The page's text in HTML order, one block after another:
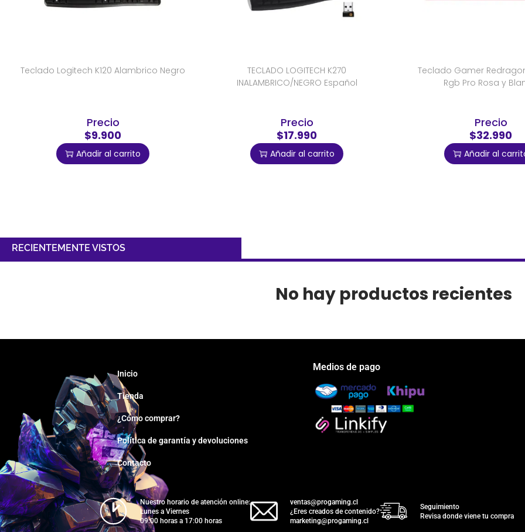
Teclado Logitech K120 Alambrico Negro
Precio
$9.900
Añadir al carrito
TECLADO LOGITECH K270
INALAMBRICO/NEGRO Español
Precio
$17.990
Añadir al carrito
Teclado Gamer Redragon
Rgb Pro Rosa y
Precio
$32.990
Añadir al
RECIENTEMENTE VISTOS
No hay productos recientes
Inicio
Tienda
¿Cómo comprar?
Política de garantía y devoluciones
Contacto
Medios de pago
Nuestro horario de atención online:
Lunes a Viernes
09:00 horas a 17:00 horas
ventas@progaming.cl
¿Eres creados de contenido?
marketing@progaming.cl
Seguimiento
Revisa donde viene tu compra